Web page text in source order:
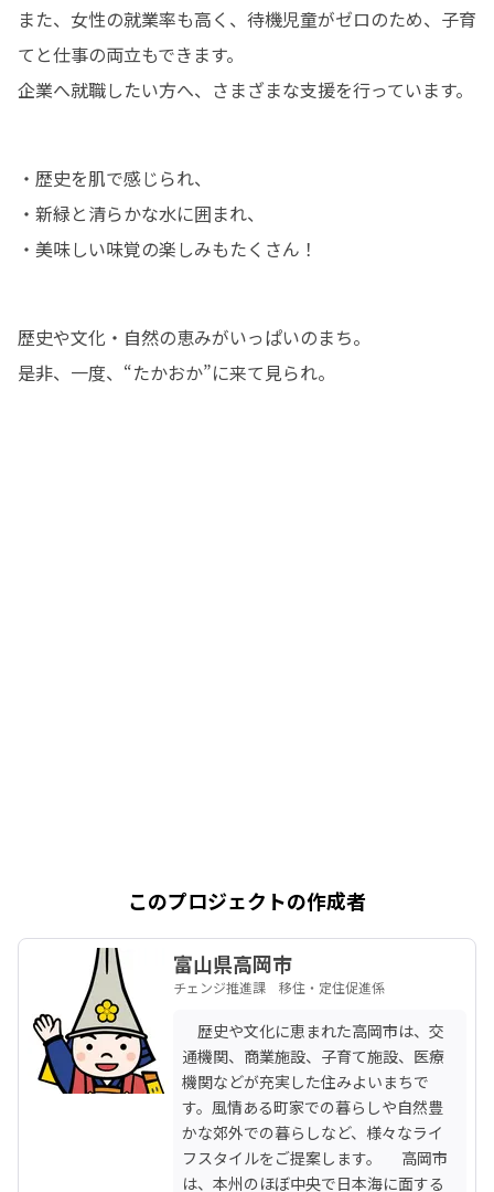
また、女性の就業率も高く、待機児童がゼロのため、子育
てと仕事の両立もできます。
企業へ就職したい方へ、さまざまな支援を行っています。
・歴史を肌で感じられ、
・新緑と清らかな水に囲まれ、
・美味しい味覚の楽しみもたくさん！
歴史や文化・自然の恵みがいっぱいのまち。
是非、一度、“たかおか”に来て見られ。
このプロジェクトの作成者
富山県高岡市
チェンジ推進課 移住・定住促進係
歴史や文化に恵まれた高岡市は、交
通機関、商業施設、子育て施設、医療
機関などが充実した住みよいまちで
す。風情ある町家での暮らしや自然豊
かな郊外での暮らしなど、様々なライ
フスタイルをご提案します。 　高岡市
は、本州のほぼ中央で日本海に面する